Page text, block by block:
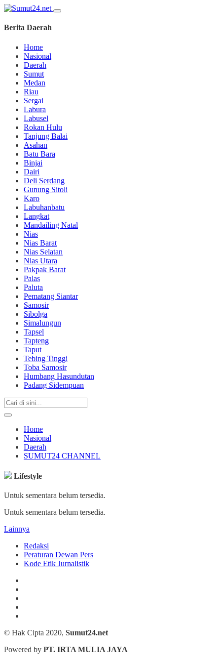
Berita Daerah
Home
Nasional
Daerah
Sumut
Medan
Riau
Sergai
Labura
Labusel
Rokan Hulu
Tanjung Balai
Asahan
Batu Bara
Binjai
Dairi
Deli Serdang
Gunung Sitoli
Karo
Labuhanbatu
Langkat
Mandailing Natal
Nias
Nias Barat
Nias Selatan
Nias Utara
Pakpak Barat
Palas
Paluta
Pematang Siantar
Samosir
Sibolga
Simalungun
Tapsel
Tapteng
Taput
Tebing Tinggi
Toba Samosir
Humbang Hasundutan
Padang Sidempuan
Home
Nasional
Daerah
SUMUT24 CHANNEL
Lifestyle
Untuk sementara belum tersedia.
Untuk sementara belum tersedia.
Lainnya
Redaksi
Peraturan Dewan Pers
Kode Etik Jurnalistik
© Hak Cipta 2020, Sumut24.net
Powered by PT. IRTA MULIA JAYA